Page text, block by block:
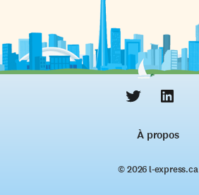
À propos
© 2026 l‑express.ca